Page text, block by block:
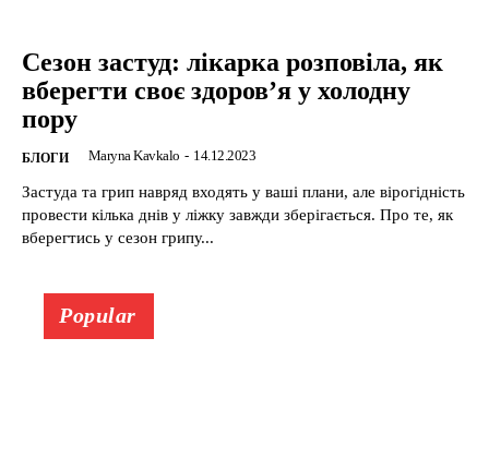
Сезон застуд: лікарка розповіла, як
вберегти своє здоров’я у холодну
пору
БЛОГИ Maryna Kavkalo - 14.12.2023
Застуда та грип навряд входять у ваші плани, але вірогідність
провести кілька днів у ліжку завжди зберігається. Про те, як
вберегтись у сезон грипу...
Popular